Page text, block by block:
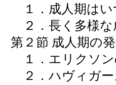
１．成人期はい
２．長く多様な
第２節 成人期の
１．エリクソン
２．ハヴィガー